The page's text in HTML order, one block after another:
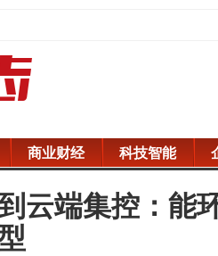
商业财经 科技智能
云端集控：